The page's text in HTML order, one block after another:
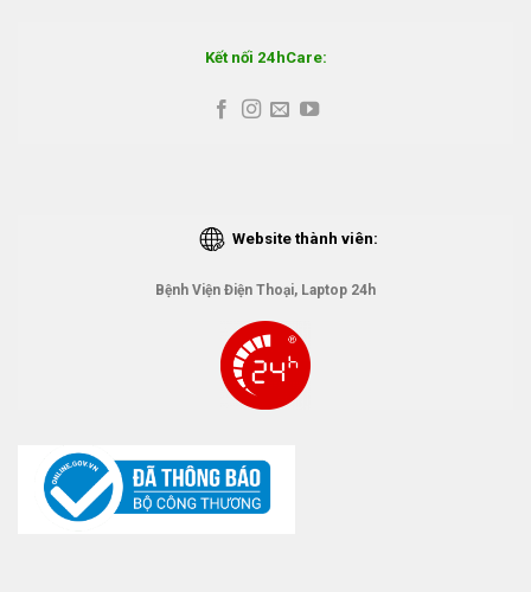
Kết nối 24hCare:
Website thành viên:
Bệnh Viện Điện Thoại, Laptop 24h